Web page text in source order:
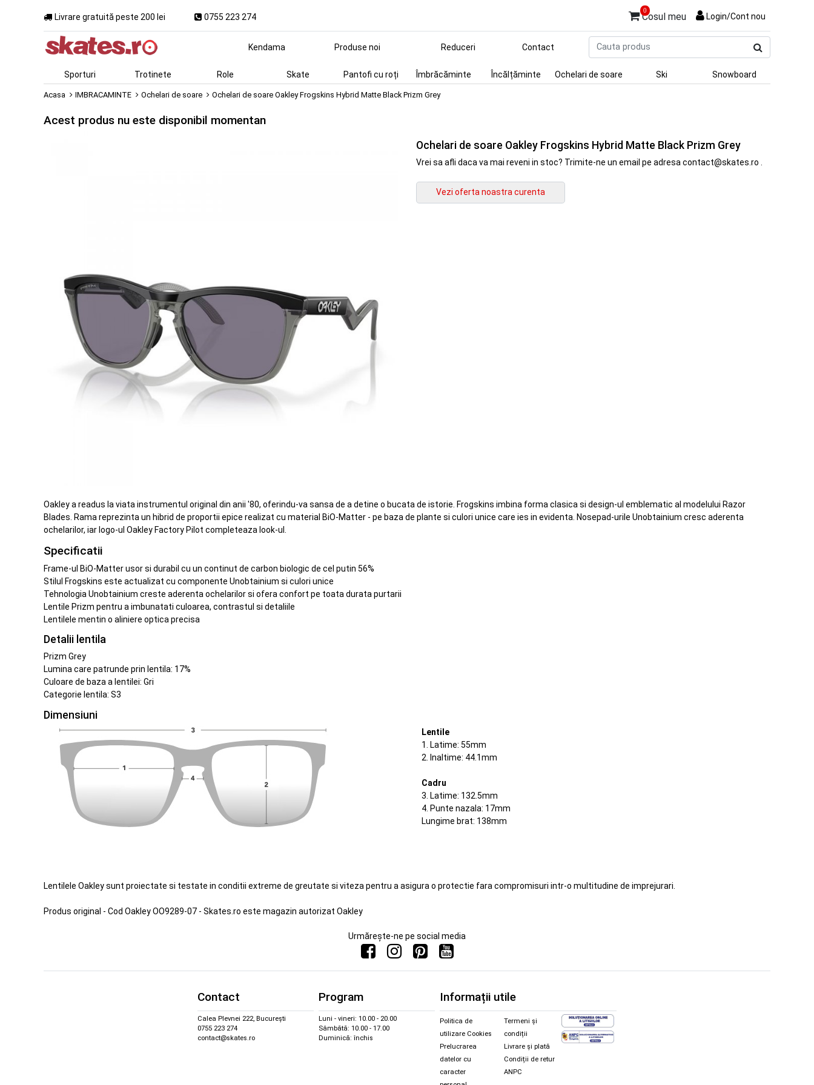
Livrare gratuită peste 200 lei 0755 223 274
0
Cosul meu Login/Cont nou
produs
Kendama Produse noi Reduceri Contact
Sporturi Trotinete Role Skate Pantofi cu roți Îmbrăcăminte Încălțăminte Ochelari de soare Ski Snowboard
Acasa IMBRACAMINTE Ochelari de soare Ochelari de soare Oakley Frogskins Hybrid Matte Black Prizm Grey
Acest produs nu este disponibil momentan
Ochelari de soare Oakley Frogskins Hybrid Matte Black Prizm Grey
Vrei sa afli daca va mai reveni in stoc? Trimite-ne un email pe adresa contact@skates.ro .
Oakley a readus la viata instrumentul original din anii '80, oferindu-va sansa de a detine o bucata de istorie. Frogskins imbina forma clasica si design-ul emblematic al modelului Razor
Blades. Rama reprezinta un hibrid de proportii epice realizat cu material BiO-Matter - pe baza de plante si culori unice care ies in evidenta. Nosepad-urile Unobtainium cresc aderenta
ochelarilor, iar logo-ul Oakley Factory Pilot completeaza look-ul.
Specificatii
Frame-ul BiO-Matter usor si durabil cu un continut de carbon biologic de cel putin 56%
Stilul Frogskins este actualizat cu componente Unobtainium si culori unice
Tehnologia Unobtainium creste aderenta ochelarilor si ofera confort pe toata durata purtarii
Lentile Prizm pentru a imbunatati culoarea, contrastul si detaliile
Lentilele mentin o aliniere optica precisa
Detalii lentila
Prizm Grey
Lumina care patrunde prin lentila: 17%
Culoare de baza a lentilei: Gri
Categorie lentila: S3
Dimensiuni
Lentile
1. Latime: 55mm
2. Inaltime: 44.1mm
Cadru
3. Latime: 132.5mm
4. Punte nazala: 17mm
Lungime brat: 138mm
Lentilele Oakley sunt proiectate si testate in conditii extreme de greutate si viteza pentru a asigura o protectie fara compromisuri intr-o multitudine de imprejurari.
Produs original - Cod Oakley OO9289-07 - Skates.ro este magazin autorizat Oakley
Urmărește-ne pe social media
Contact
Calea Plevnei 222, București
0755 223 274
contact@skates.ro
Program
Luni - vineri: 10.00 - 20.00
Sâmbătă: 10.00 - 17.00
Duminică: închis
Informații utile
Politica de
utilizare Cookies
Prelucrarea
datelor cu
caracter
Termeni și
condiții
Livrare și plată
Condiții de retur
ANPC